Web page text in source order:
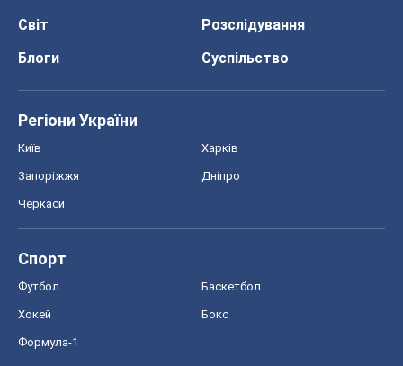
Світ
Розслідування
Блоги
Суспільство
Регіони України
Київ Харків
Запоріжжя Дніпро
Черкаси
Спорт
Футбол Баскетбол
Хокей Бокс
Формула-1